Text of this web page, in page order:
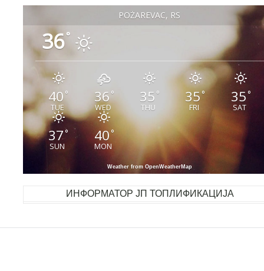
POŽAREVAC, RS
36°
40°
TUE
36°
WED
35 °
THU
35°
FRI
35°
SAT
37°
SUN
40°
MON
Weather from OpenWeatherMap
ИНФОРМАТОР ЈП ТОПЛИФИКАЦИЈА